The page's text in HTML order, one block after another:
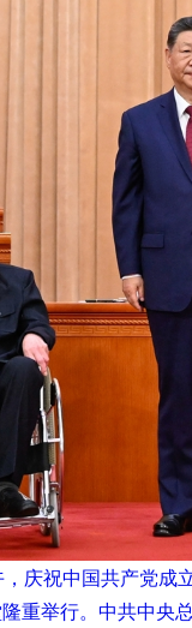
庆祝中国共产党成
重举行。中共中央